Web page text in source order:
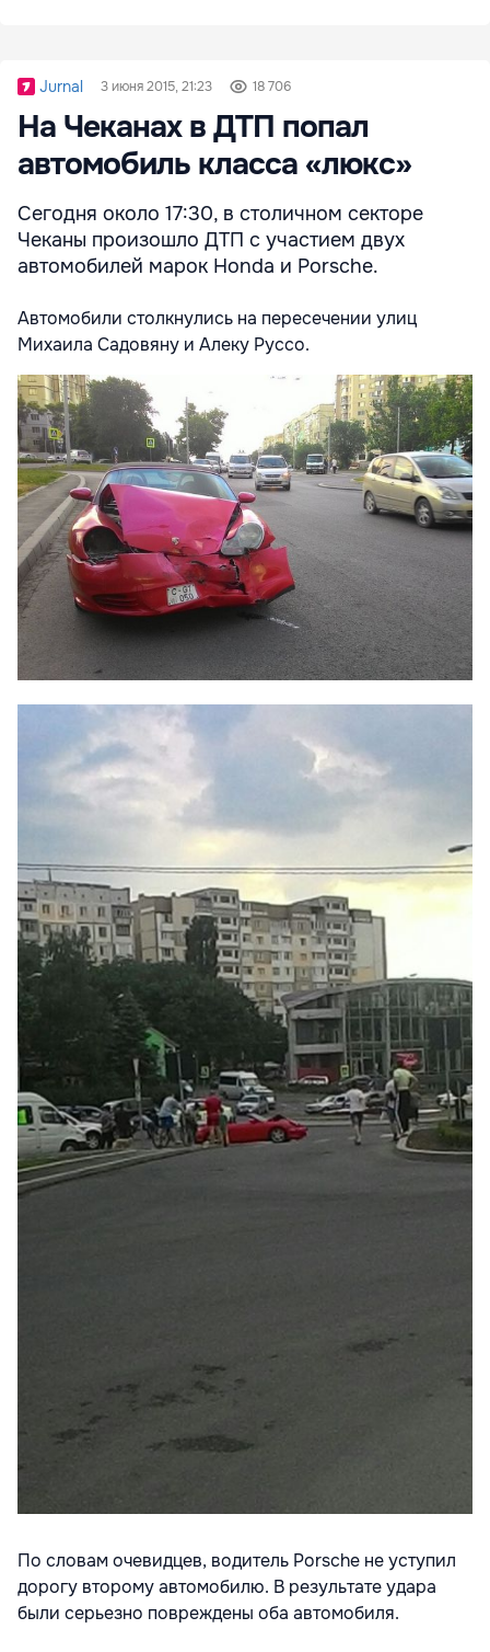
Jurnal 3 июня 2015, 21:23 18 706
На Чеканах в ДТП попал
автомобиль класса «люкс»
Сегодня около 17:30, в столичном секторе
Чеканы произошло ДТП с участием двух
автомобилей марок Honda и Porsche.
Автомобили столкнулись на пересечении улиц
Михаила Садовяну и Алеку Руссо.
По словам очевидцев, водитель Porsche не уступил
дорогу второму автомобилю. В результате удара
были серьезно повреждены оба автомобиля.